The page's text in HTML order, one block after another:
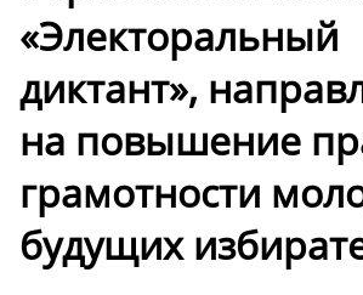
«Электоральный
диктант»,
на повышение
грамотности
будущих